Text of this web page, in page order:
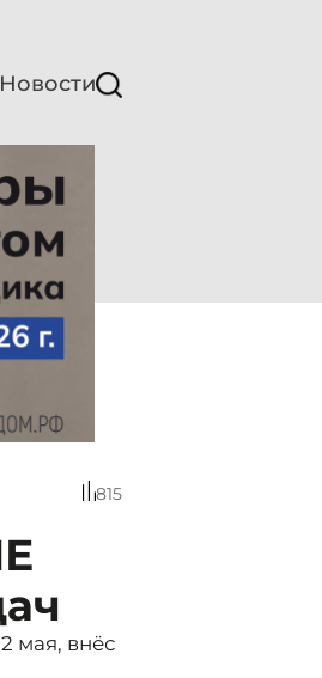
Новости
815
мая, внёс